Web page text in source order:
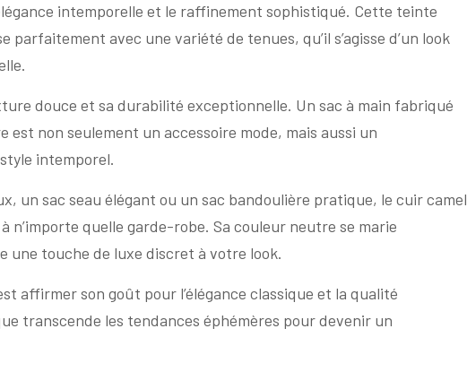
intemporelle et le raffinement sophistiqué. Cette teinte
parfaitement avec une variété de tenues, qu’il s’agisse d’un look
douce et sa durabilité exceptionnelle. Un sac à main fabriqué
non seulement un accessoire mode, mais aussi un
intemporel.
un sac seau élégant ou un sac bandoulière pratique, le cuir camel
quelle garde-robe. Sa couleur neutre se marie
une touche de luxe discret à votre look.
affirmer son goût pour l’élégance classique et la qualité
transcende les tendances éphémères pour devenir un